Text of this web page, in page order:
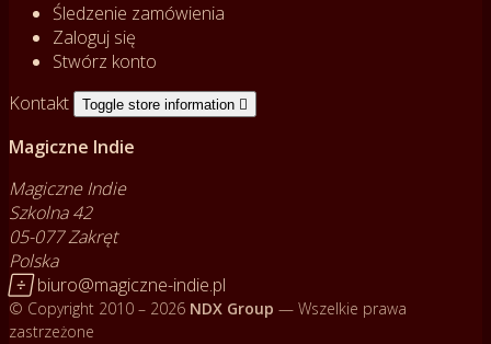
Śledzenie zamówienia
Zaloguj się
Stwórz konto
Kontakt
Toggle store information 
Magiczne Indie
Magiczne Indie
Szkolna 42
05-077 Zakręt
Polska
 biuro@magiczne-indie.pl
© Copyright 2010 – 2026 NDX Group — Wszelkie prawa
zastrzeżone